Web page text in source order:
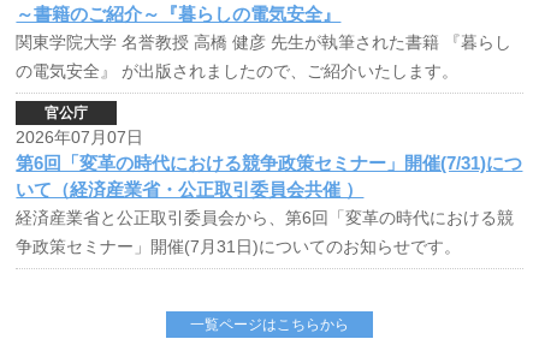
～書籍のご紹介～『暮らしの電気安全』
関東学院大学 名誉教授 高橋 健彦 先生が執筆された書籍 『暮らし
の電気安全』 が出版されましたので、ご紹介いたします。
官公庁
2026年07月07日
第6回「変革の時代における競争政策セミナー」開催(7/31)につ
いて（経済産業省・公正取引委員会共催 ）
経済産業省と公正取引委員会から、第6回「変革の時代における競
争政策セミナー」開催(7月31日)についてのお知らせです。
一覧ページはこちらから